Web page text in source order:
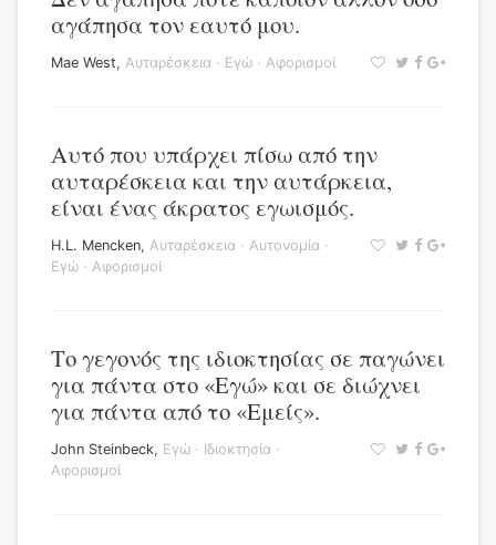
αγάπησα τον εαυτό μου.
Mae West, Αυταρέσκεια · Εγώ · Αφορισμοί
Αυτό που υπάρχει πίσω από την
αυταρέσκεια και την αυτάρκεια,
είναι ένας άκρατος εγωισμός.
H.L. Mencken, Αυταρέσκεια · Αυτονομία ·
Εγώ · Αφορισμοί
Το γεγονός της ιδιοκτησίας σε παγώνει
για πάντα στο «Εγώ» και σε διώχνει
για πάντα από το «Εμείς».
John Steinbeck, Εγώ · Ιδιοκτησία ·
Αφορισμοί